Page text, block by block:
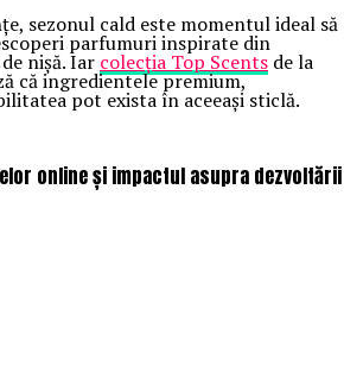
sezonul cald este momentul ideal să
parfumuri inspirate din
nișă. Iar colecția Top Scents de la
că ingredientele premium,
pot exista în aceeași sticlă.
online și impactul asupra dezvoltării